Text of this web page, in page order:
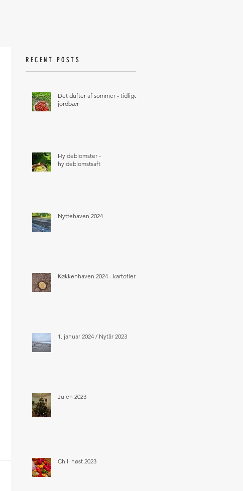
RECENT POSTS
Det dufter af sommer - tidlige
jordbær
Hyldeblomster -
hyldeblomstsaft
Nyttehaven 2024
Køkkenhaven 2024 - kartofler
1. januar 2024 / Nytår 2023
Julen 2023
Chili høst 2023